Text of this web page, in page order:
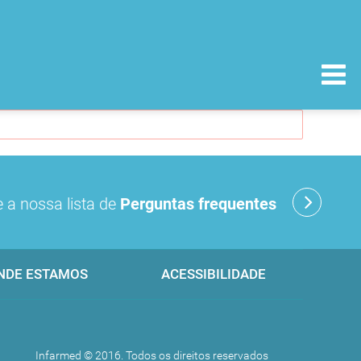
a nossa lista de Perguntas frequentes
ESTAMOS ACESSIBILIDADE
Infarmed © 2016. Todos os direitos reservados